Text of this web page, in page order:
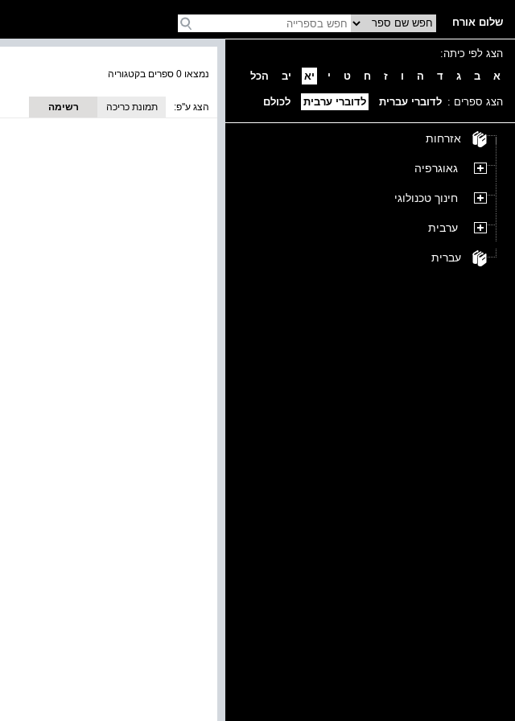
שלום אורח
הצג לפי כיתה:
א
ב ג ד ה ו ז ח ט י יא יב הכל
הצג ספרים : לדוברי עברית לדוברי ערבית לכולם
אזרחות
גאוגרפיה
חינוך טכנולוגי
ערבית
עברית
נמצאו 0 ספרים בקטגוריה
הצג ע''פ: תמונת כריכה רשימה